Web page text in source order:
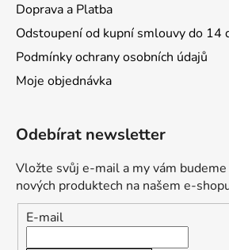
Doprava a Platba
Odstoupení od kupní smlouvy do 14
Podmínky ochrany osobních údajů
Moje objednávka
Odebírat newsletter
Vložte svůj e-mail a my vám
nových produktech na našem e-
E-mail